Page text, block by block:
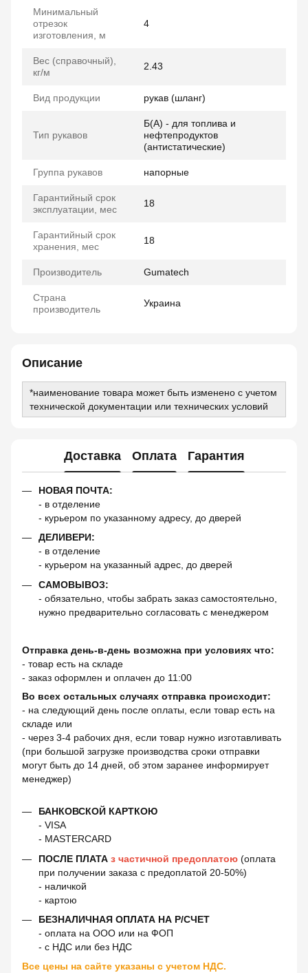
Минимальный
отрезок
изготовления, м
4
Вес (справочный),
кг/м
2.43
Вид продукции рукав (шланг)
Тип рукавов
Б(А) - для топлива и
нефтепродуктов
(антистатические)
Группа рукавов напорные
Гарантийный срок
эксплуатации, мес
18
Гарантийный срок
хранения, мес
18
Производитель Gumatech
Страна
производитель
Украина
Описание
*наименование товара может быть изменено с учетом
технической документации или технических условий
Доставка Оплата Гарантия
НОВАЯ ПОЧТА:
- в отделение
- курьером по указанному адресу, до дверей
ДЕЛИВЕРИ:
- в отделение
- курьером на указанный адрес, до дверей
САМОВЫВОЗ:
- обязательно, чтобы забрать заказ самостоятельно,
нужно предварительно согласовать с менеджером
Отправка день-в-день возможна при условиях что:
- товар есть на складе
- заказ оформлен и оплачен до 11:00
Во всех остальных случаях отправка происходит:
- на следующий день после оплаты, если товар есть на
складе или
- через 3-4 рабочих дня, если товар нужно изготавливать
(при большой загрузке производства сроки отправки
могут быть до 14 дней, об этом заранее информирует
менеджер)
БАНКОВСКОЙ КАРТКОЮ
- VISA
- MASTERCARD
ПОСЛЕ ПЛАТА з частичной предоплатою (оплата
при получении заказа с предоплатой 20-50%)
- наличкой
- картою
БЕЗНАЛИЧНАЯ ОПЛАТА НА Р/СЧЕТ
- оплата на ООО или на ФОП
- с НДС или без НДС
Все цены на сайте указаны с учетом НДС.